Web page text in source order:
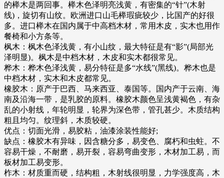
的榉木是两回事。榉木色泽明亮浅黄，有密集的“针”(木射
线)，旋切有山纹。欧洲进口山毛榉瑕疵较少，比国产的好很
多。进口榉木在国内属于中高档木材，常用木皮，实木也用作
餐椅和小方条等。
枫木：枫木色泽浅黄，有小山纹，最大特征是有“影”(局部光
泽明显)。枫木是中档木材，木皮和实木都很常见。
桦木：桦木色泽浅黄，易分特征是多“水线”(黑线)。桦木也是
中档木材，实木和木皮都常见。
橡胶木：原产于巴西、马来西亚、泰国等。国内产于云南、海
南及沿海一带，是乳胶的原料。橡胶木颜色呈浅黄褐色，有杂
乱的小射线，年轮明显，轮界为深色带，管孔甚少。木质结构
粗且均匀。纹理斜，木质较硬。
优点：切面光滑，易胶粘，油漆涂装性能好;
缺点：橡胶木有异味，因含糖分多，易变色、腐朽和虫蛀。不
容易干燥，不耐磨，易开裂，容易弯曲变形，木材加工易，而
板材加工易变形。
柞木：材质重而硬，结构粗，木射线很明显，力学强度高，木